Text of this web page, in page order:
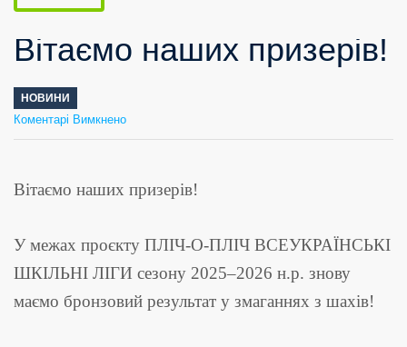
Вітаємо наших призерів!
НОВИНИ
Коментарі Вимкненодо
Вітаємо
наших
Вітаємо наших призерів!
У межах проєкту ПЛІЧ-О-ПЛІЧ ВСЕУКРАЇНСЬКІ
ШКІЛЬНІ ЛІГИ сезону 2025–2026 н.р. знову
маємо бронзовий результат у змаганнях з шахів!